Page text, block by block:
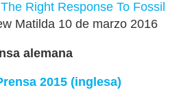
Right Response To Fossil
Matilda 10 de marzo 2016
alemana
2015 (inglesa)